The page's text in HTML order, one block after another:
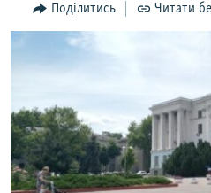
навігації
Перейти
БЛОГИ
ПОГЛЯД
ІНТЕРВ'Ю
ВСЕ ЗА ДЕНЬ
СПЕЦПРОЕКТИ
ДЕПОРТАЦІЯ
ЯК ОБІЙТИ БЛОКУВАННЯ
Поділитись Читати